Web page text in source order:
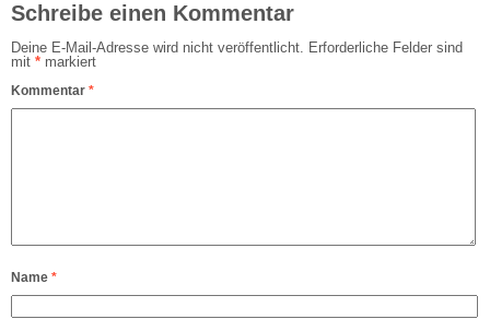
Schreibe einen Kommentar
Deine E-Mail-Adresse wird nicht veröffentlicht. Erforderliche Felder sind
mit * markiert
Kommentar *
Name *